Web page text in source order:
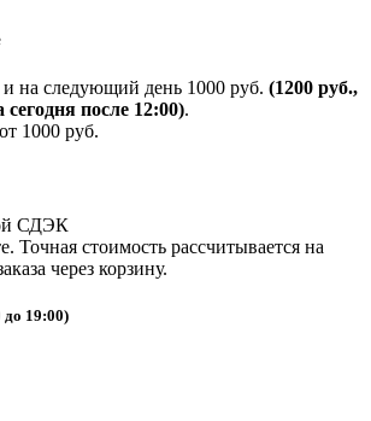
и на следующий день 1000 руб. (1200 руб.,
сегодня после 12:00).
1000 руб.
СДЭК
Точная стоимость рассчитывается на
через корзину.
до 19:00)